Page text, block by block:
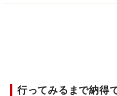
行ってみるまで納得